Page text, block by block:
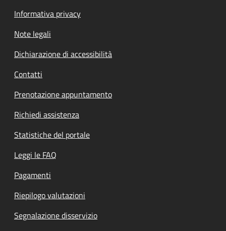
Informativa privacy
Note legali
Dichiarazione di accessibilità
Contatti
Prenotazione appuntamento
Richiedi assistenza
Statistiche del portale
Leggi le FAQ
Pagamenti
Riepilogo valutazioni
Segnalazione disservizio